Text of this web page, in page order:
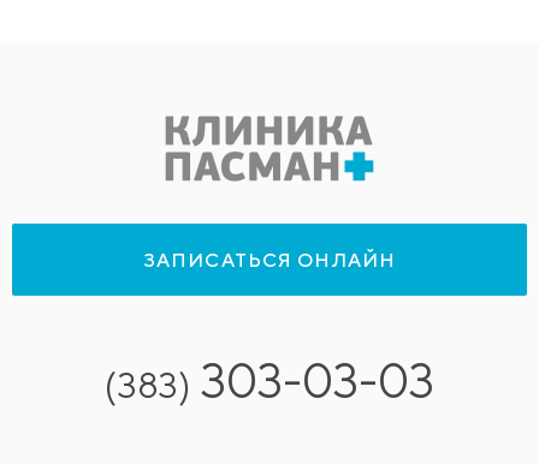
ЗАПИСАТЬСЯ ОНЛАЙН
(383) 303-03-03